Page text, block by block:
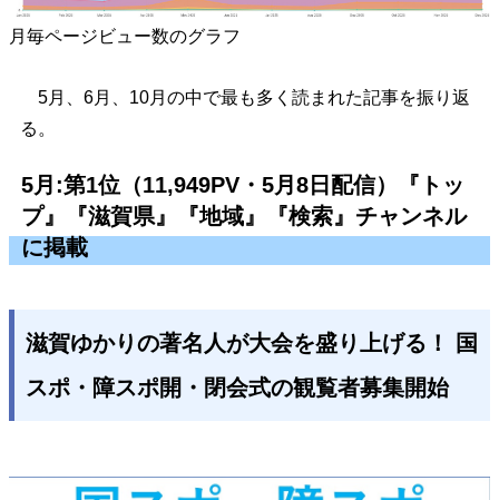
月毎ページビュー数のグラフ
5月、6月、10月の中で最も多く読まれた記事を振り返
る。
5月:第1位（11,949PV・5月8日配信）『トッ
プ』『滋賀県』『地域』『検索』チャンネル
に掲載
滋賀ゆかりの著名人が大会を盛り上げる！ 国
スポ・障スポ開・閉会式の観覧者募集開始